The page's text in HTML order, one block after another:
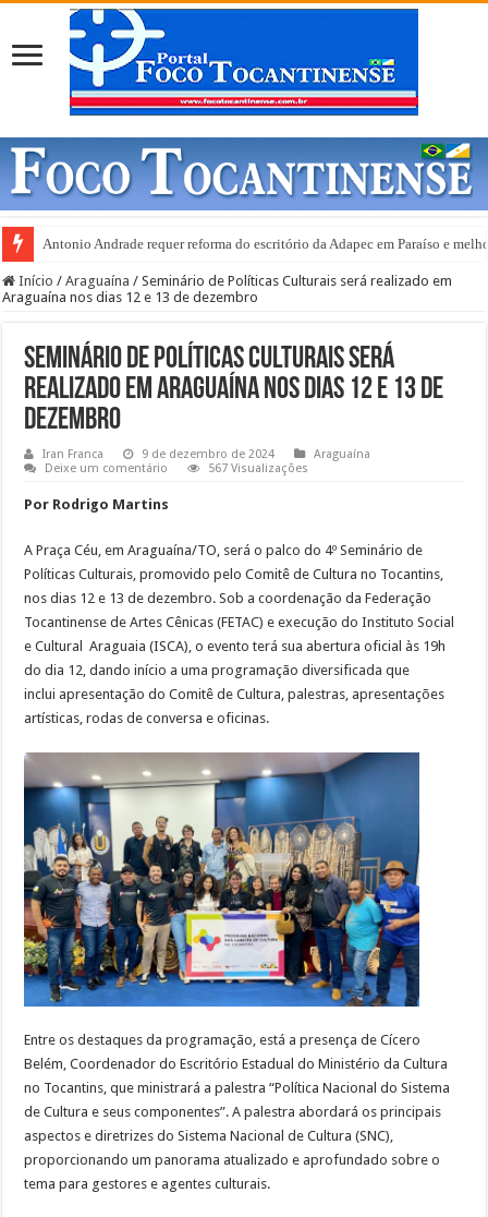
Antonio Andrade requer reforma do escritório da Adapec em Paraíso e
Gurupi e anuncia abertura de 20 leitos de UTI Covid-19
Início / Araguaína / Seminário de Políticas Culturais será realizado em
Araguaína nos dias 12 e 13 de dezembro
Seminário de Políticas Culturais será
realizado em Araguaína nos dias 12 e 13 de
dezembro
Iran Franca 9 de dezembro de 2024
Araguaína
Deixe um comentário
567 Visualizações
Por Rodrigo Martins
A Praça Céu, em Araguaína/TO, será o palco do 4º Seminário de
Políticas Culturais, promovido pelo Comitê de Cultura no Tocantins,
nos dias 12 e 13 de dezembro. Sob a coordenação da Federação
Tocantinense de Artes Cênicas (FETAC) e execução do Instituto Social
e Cultural Araguaia (ISCA), o evento terá sua abertura oficial às 19h
do dia 12, dando início a uma programação diversificada que
inclui apresentação do Comitê de Cultura, palestras, apresentações
artísticas, rodas de conversa e oficinas.
Entre os destaques da programação, está a presença de Cícero
Belém, Coordenador do Escritório Estadual do Ministério da Cultura
no Tocantins, que ministrará a palestra “Política Nacional do Sistema
de Cultura e seus componentes”. A palestra abordará os principais
aspectos e diretrizes do Sistema Nacional de Cultura (SNC),
proporcionando um panorama atualizado e aprofundado sobre o
tema para gestores e agentes culturais.